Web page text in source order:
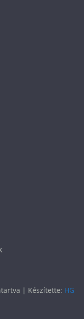
| Készítette: HG